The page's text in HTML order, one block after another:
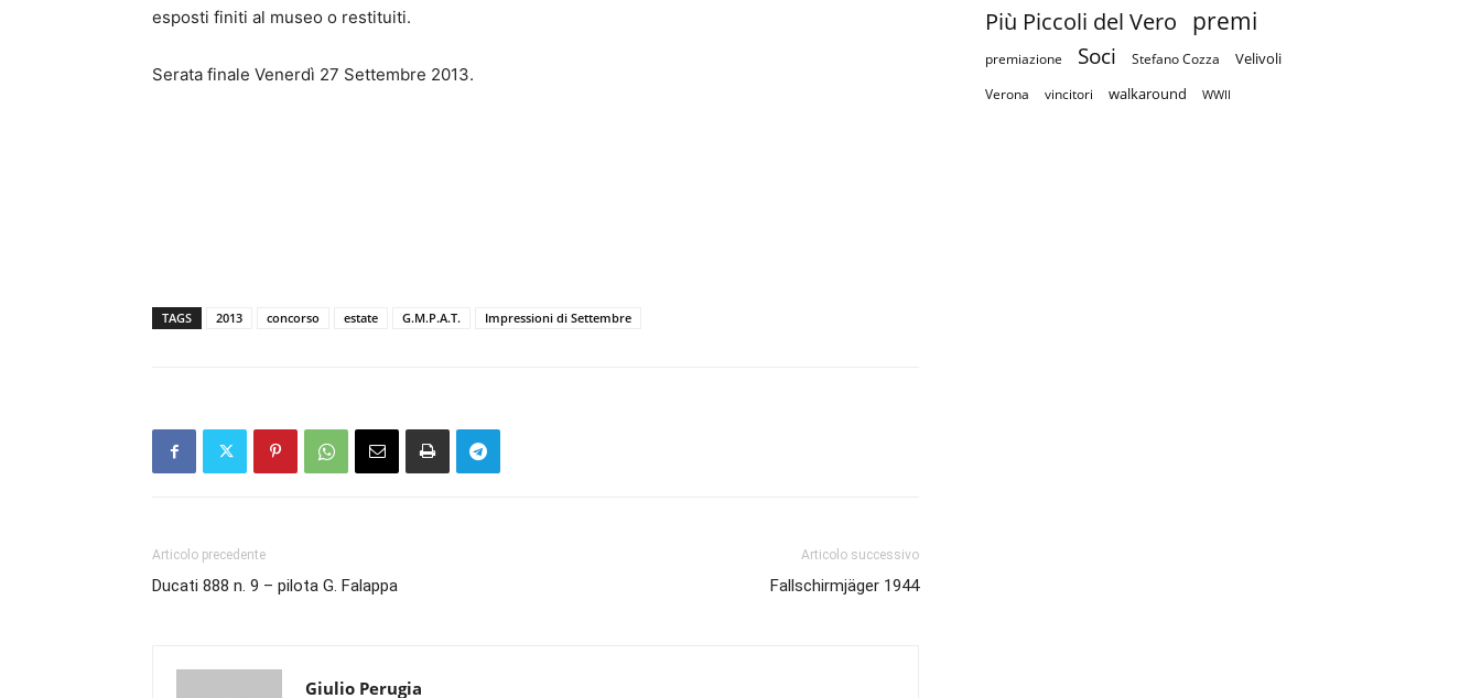
esposti finiti al museo o restituiti.
Serata finale Venerdì 27 Settembre 2013.
TAGS 2013 concorso estate G.M.P.A.T. Impressioni di Settembre
Articolo precedente
Ducati 888 n. 9 – pilota G. Falappa
Articolo successivo
Fallschirmjäger 1944
Giulio Perugia
Più Piccoli del Vero premi
premiazione Soci Stefano Cozza Velivoli
Verona vincitori walkaround WWII